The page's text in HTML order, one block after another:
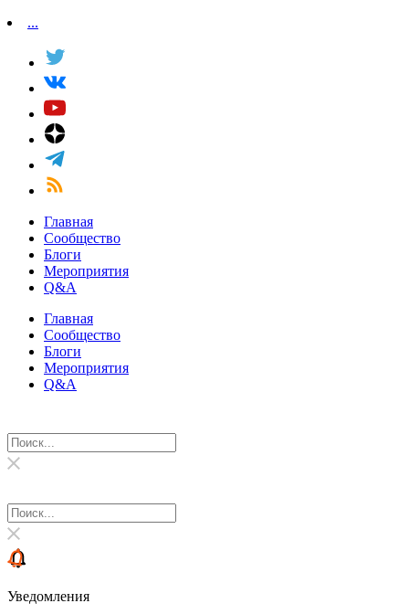
...
Главная
Сообщество
Блоги
Мероприятия
Q&A
Главная
Сообщество
Блоги
Мероприятия
Q&A
Уведомления